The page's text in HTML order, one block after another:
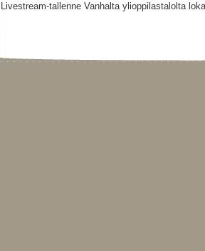
Livestream-tallenne Vanhalta ylioppilastalolta